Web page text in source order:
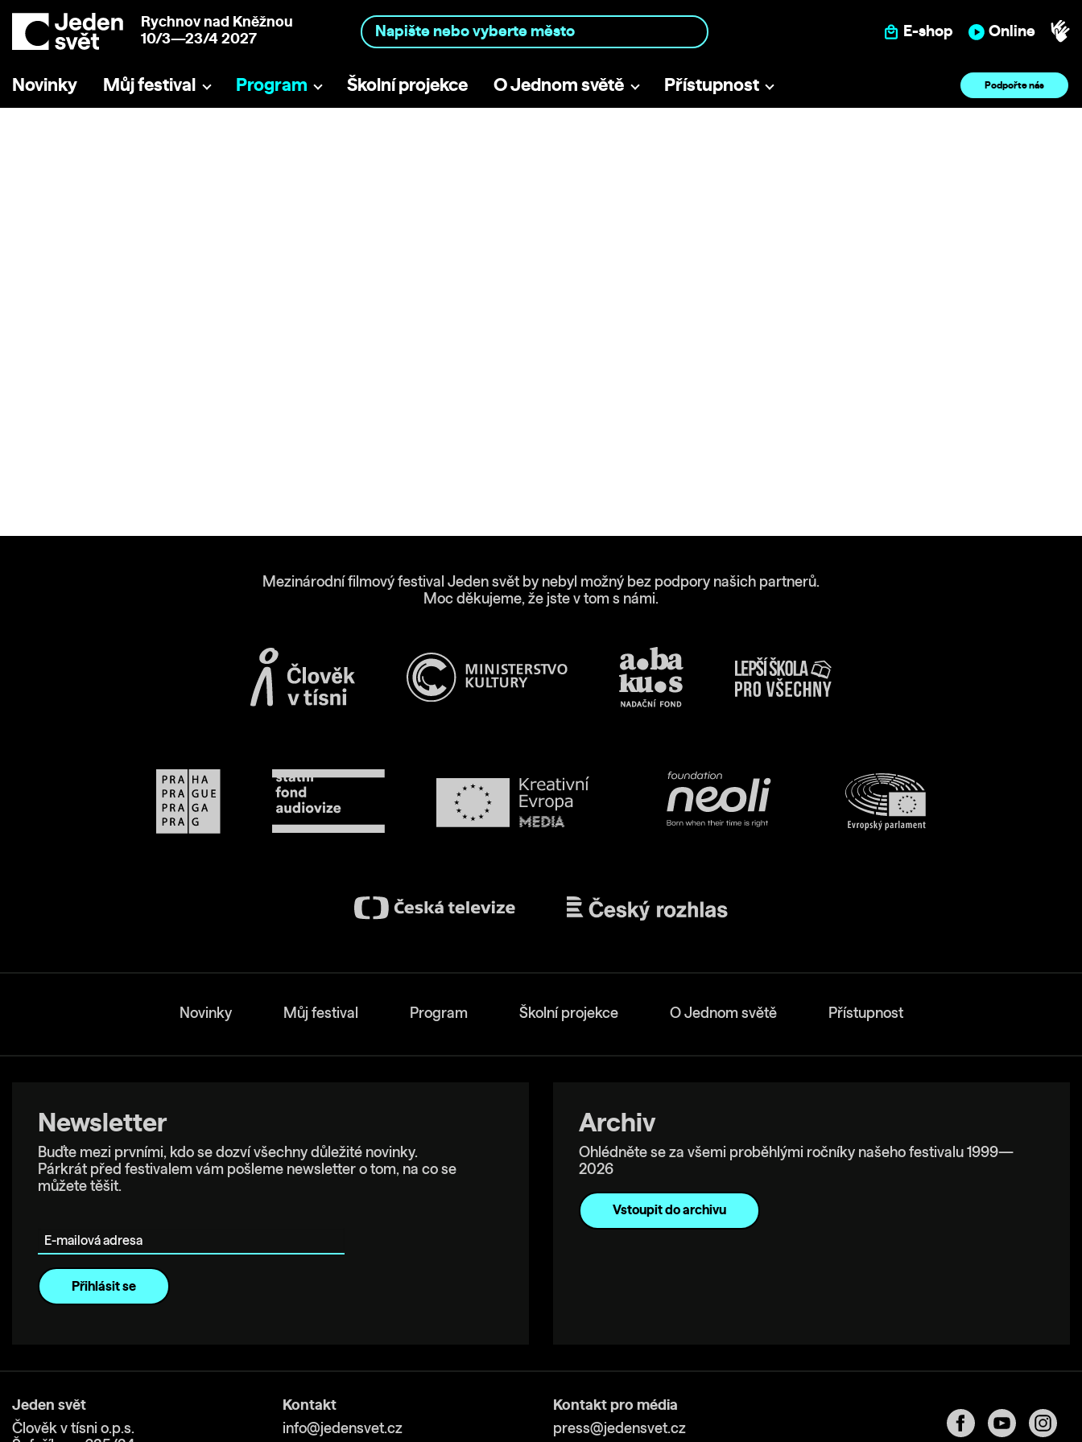
Rychnov nad Kněžnou
10/3—23/4 2027
E-shop Online
Novinky Můj festival Program Školní projekce O Jednom světě Přístupnost Podpořte nás
Mezinárodní filmový festival Jeden svět by nebyl možný bez podpory našich partnerů.
Moc děkujeme, že jste v tom s námi.
Novinky Můj festival Program Školní projekce O Jednom světě Přístupnost
Newsletter
Buďte mezi prvními, kdo se dozví všechny důležité novinky.
Párkrát před festivalem vám pošleme newsletter o tom, na co se
můžete těšit.
Archiv
Ohlédněte se za všemi proběhlými ročníky našeho festivalu 1999—
2026
Vstoupit do archivu
Jeden svět
Člověk v tísni o.p.s.
Kontakt
info@jedensvet.cz
Kontakt pro média
press@jedensvet.cz